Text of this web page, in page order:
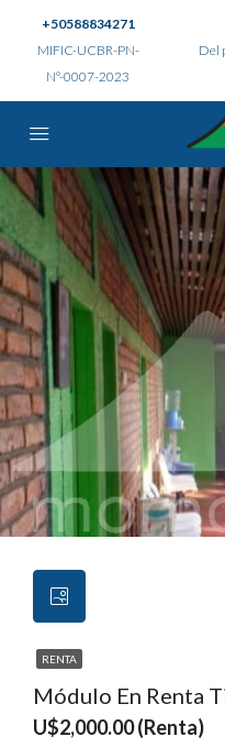
+50588834271
MIFIC-UCBR-PN-
N°-0007-2023
Del
RENTA
Módulo En Renta
U$2,000.00(Renta)